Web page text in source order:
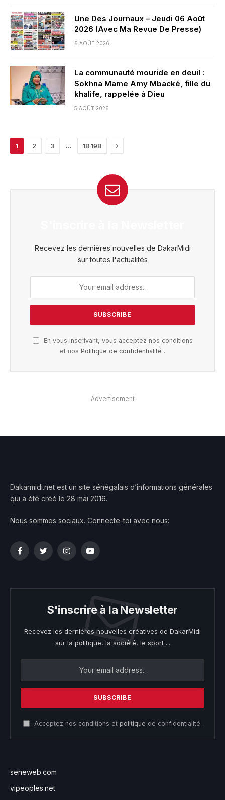
Une Des Journaux – Jeudi 06 Août
2026 (Avec Ma Revue De Presse)
6 AOÛT 2026
La communauté mouride en deuil :
Sokhna Mame Amy Mbacké, fille du
khalife, rappelée à Dieu
5 AOÛT 2026
1 2 3 … 18 198 Next
Recevez les dernières nouvelles de DakarMidi
sur toutes l'actualités
En vous inscrivant, vous acceptez nos conditions
et nos Politique de confidentialité .
Advertisement
Dakarmidi.net est un site sénégalais d’informations générales
qui a été créé le 28 mai 2016.
Nous sommes sociaux. Connecte-toi avec nous:
FacebookTwitterInstagramYouTube
S'inscrire à la Newsletter
Recevez les dernières nouvelles créatives de DakarMidi
sur la politique, la société, le sport ...
Acceptez nos conditions et politique de confidentialité.
seneweb.com
vipeoples.net